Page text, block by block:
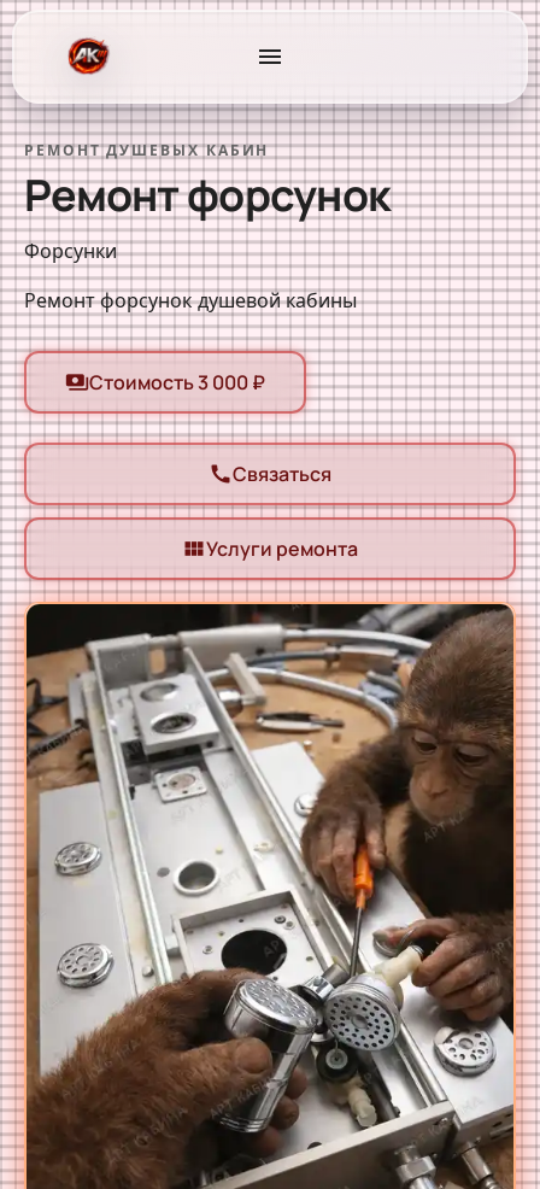
menu
РЕМОНТ ДУШЕВЫХ КАБИН
Ремонт форсунок
Форсунки
Ремонт форсунок душевой кабины
paymentsСтоимость 3 000 ₽
callСвязаться
view_moduleУслуги ремонта